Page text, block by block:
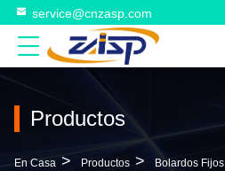
service@cnzasp.com
Productos
En Casa > Productos > Bolardos Fijos